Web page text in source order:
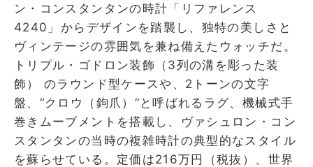
ン・コンスタンタンの時計「リファレンス
4240」からデザインを踏襲し、独特の美しさと
ヴィンテージの雰囲気を兼ね備えたウォッチだ。
トリプル・ゴドロン装飾（3列の溝を彫った装
飾） のラウンド型ケースや、2トーンの文字
盤、“クロウ（鉤爪）”と呼ばれるラグ、機械式手
巻きムーブメントを搭載し、ヴァシュロン・コン
スタンタンの当時の複雑時計の典型的なスタイル
を蘇らせている。定価は216万円（税抜）、世界